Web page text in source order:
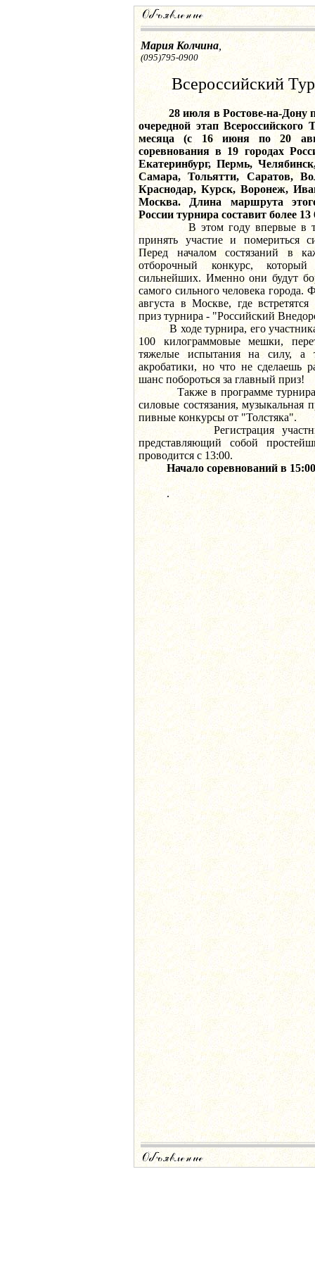
Мария Колчина
(095)795-0900
Всероссийский
28 июля в Ростове-на-Дону
очередной этап
месяца (с 16 июня по 20
соревнования в 19 городах
Екатеринбург, Пермь,
Самара, Тольятти, Саратов,
Краснодар, Курск, Воронеж,
Москва. Длина маршрута
России турнира составит более
В этом году впервые в
принять участие и помериться
Перед началом состязаний в
отборочный конкурс,
сильнейших. Именно они будут
самого сильного человека города.
августа в Москве, где
приз турнира - "Российский
В ходе турнира, его
100 килограммовые мешки,
тяжелые испытания на силу, а
акробатики, но что не сделаешь
шанс побороться за главный приз!
Также в программе турнира:
силовые состязания, музыкальная
пивные конкурсы от "Толстяка".
Регистрация
представляющий собой
проводится с 13:00.
Начало соревнований в 15:00
.